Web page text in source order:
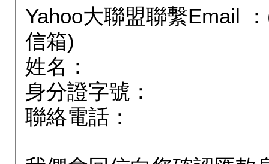
Yahoo大聯盟聯繫Email
信箱)
姓名：
身分證字號：
聯絡電話：